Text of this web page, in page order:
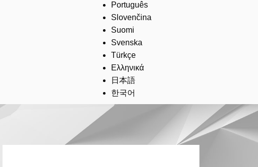
Português
Slovenčina
Suomi
Svenska
Türkçe
Ελληνικά
日本語
한국어